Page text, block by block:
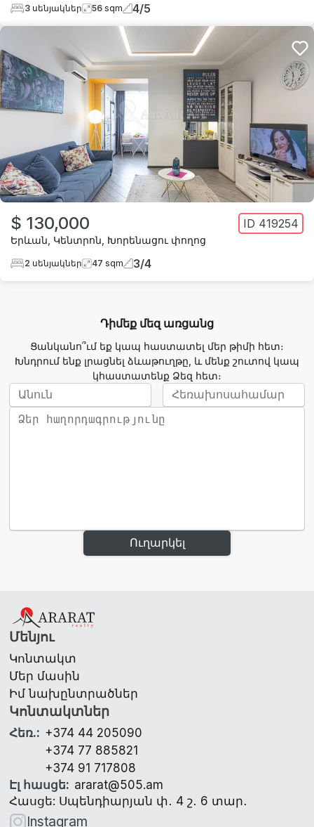
3 սենյակներ 56 sqm 4/5
$ 130,000 ID 419254
Երևան Կենտրոն Խորենացու փողոց
2 սենյակներ 47 sqm 3/4
Դիմեք մեզ առցանց
Ցանկանո՞ւմ եք կապ հաստատել մեր թիմի հետ։
Խնդրում ենք լրացնել ձևաթուղթը, և մենք շուտով կապ
կհաստատենք Ձեզ հետ։
Ուղարկել
Մենյու
Կոնտակտ
Մեր մասին
Իմ նախընտրածներ
Կոնտակտներ
Հեռ.: +374 44 205090
+374 77 885821
+374 91 717808
Էլ հասցե: ararat@505.am
Հասցե: Սպենդիարյան փ․ 4 շ․ 6 տար․
Instagram